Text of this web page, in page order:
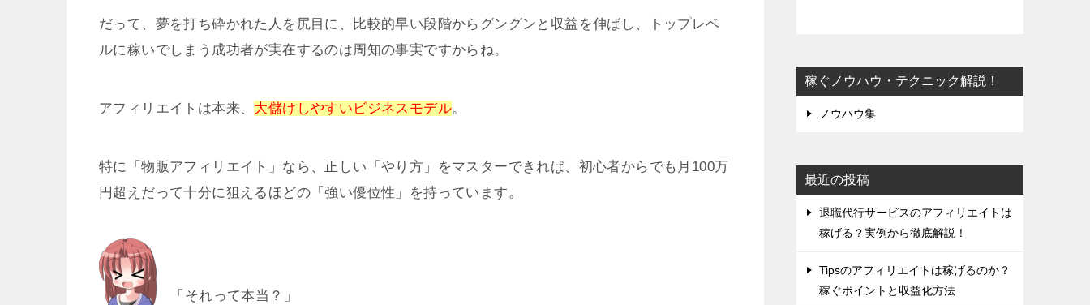
だって、夢を打ち砕かれた人を尻目に、比較的早い段階からグングンと収益を伸ばし、トップレベ
ルに稼いでしまう成功者が実在するのは周知の事実ですからね。
アフィリエイトは本来、 大儲けしやすいビジネスモデル。
特に「物販アフィリエイト」なら、正しい「やり方」をマスターできれば、初心者からでも月100万
円超えだって十分に狙えるほどの「強い優位性」を持っています。
「それって本当？」
稼ぐノウハウ・テクニック解説！
ノウハウ集
最近の投稿
退職代行サービスのアフィリエイトは
稼げる？実例から徹底解説！
Tipsのアフィリエイトは稼げるのか？
稼ぐポイントと収益化方法